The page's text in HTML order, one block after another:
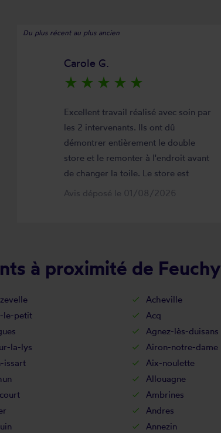
Du plus récent au plus ancien
Carole G.
star_rate star_rate star_rate star_rate star_rate
Excellent travail réalisé avec soin par
les 2 intervenants. Ils ont dû
démontrer entièrement le double
store et le remonter à l'endroit avant
de changer la toile. Le store est
maintenant comme neuf, parfaitement
Avis déposé le 01/08/2026
à proximité de Feuchy
Acheville
le-petit Acq
Agnez-lès-duisans
la-lys Airon-notre-dame
issart Aix-noulette
Allouagne
Ambrines
Andres
Annezin